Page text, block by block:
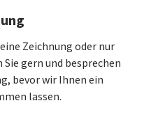
Zeichnung oder nur
gern und besprechen
bevor wir Ihnen ein
lassen.